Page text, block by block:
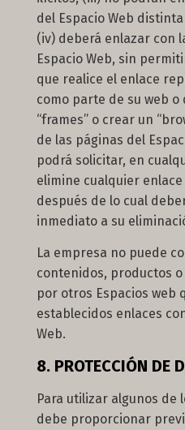
del Espacio Web
(iv) deberá enlazar con
Espacio Web, sin
que realice el enlace
como parte de su web
“frames” o crear un
de las páginas del
podrá solicitar, en
elimine cualquier enlace
después de lo cual
inmediato a su
La empresa no puede
contenidos, productos
por otros Espacios web
establecidos enlaces
Web.
8. PROTECCIÓN DE
Para utilizar algunos de
debe proporcionar